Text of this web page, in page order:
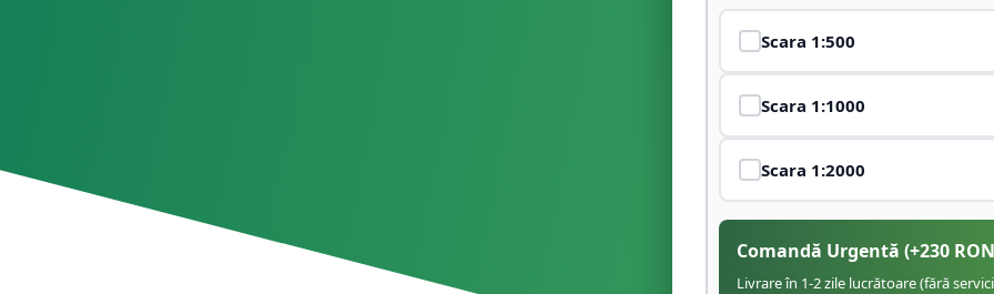
Scara 1:500
Scara 1:1000
Scara 1:2000
Comandă Urgentă (+230
Livrare în 1-2 zile lucrătoare (fără